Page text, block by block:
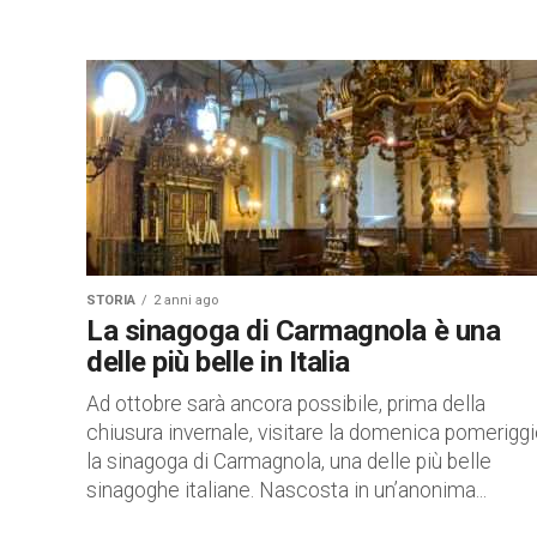
STORIA 2 anni ago
La sinagoga di Carmagnola è una
delle più belle in Italia
Ad ottobre sarà ancora possibile, prima della
chiusura invernale, visitare la domenica
la sinagoga di Carmagnola, una delle più belle
sinagoghe italiane. Nascosta in un’anonima...